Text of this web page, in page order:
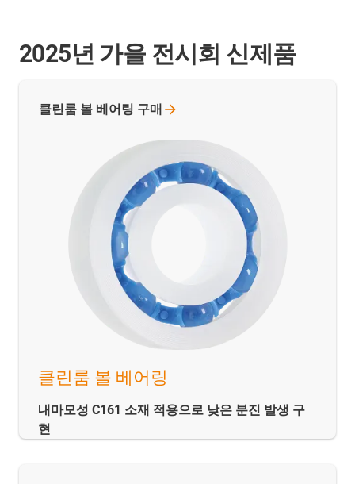
2025년 가을 전시회 신제품
클린룸 볼 베어링
내마모성 C161 소재 적용으로 낮은 분진 발생 구
현
클린룸 볼 베어링 구매